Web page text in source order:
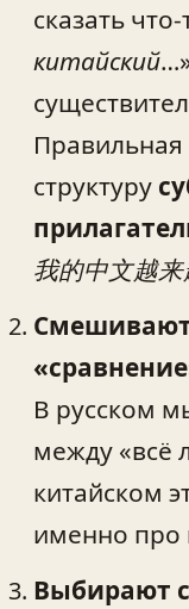
сказать
китайский
структуру
我的中文越
В русском
между «всё
китайском
именно про
Выбирают